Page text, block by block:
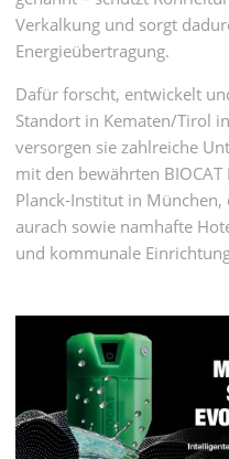
Verkal­kung und sorgt
Energie­über­tragung.
Dafür forscht, entwickelt
Standort in Kematen/­Tirol
versorgen sie zahl­reiche
mit den bewähr­ten
Planck-Institut in
aurach sowie nam­hafte
und kommu­nale